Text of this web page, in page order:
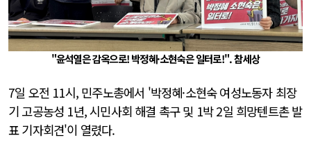
"윤석열은 감옥으로! 박정혜·소현숙은 일터로!". 참세상
7일 오전 11시, 민주노총에서 '박정혜·소현숙 여성노동자 최장
기 고공농성 1년, 시민사회 해결 촉구 및 1박 2일 희망텐트촌 발
표 기자회견'이 열렸다.